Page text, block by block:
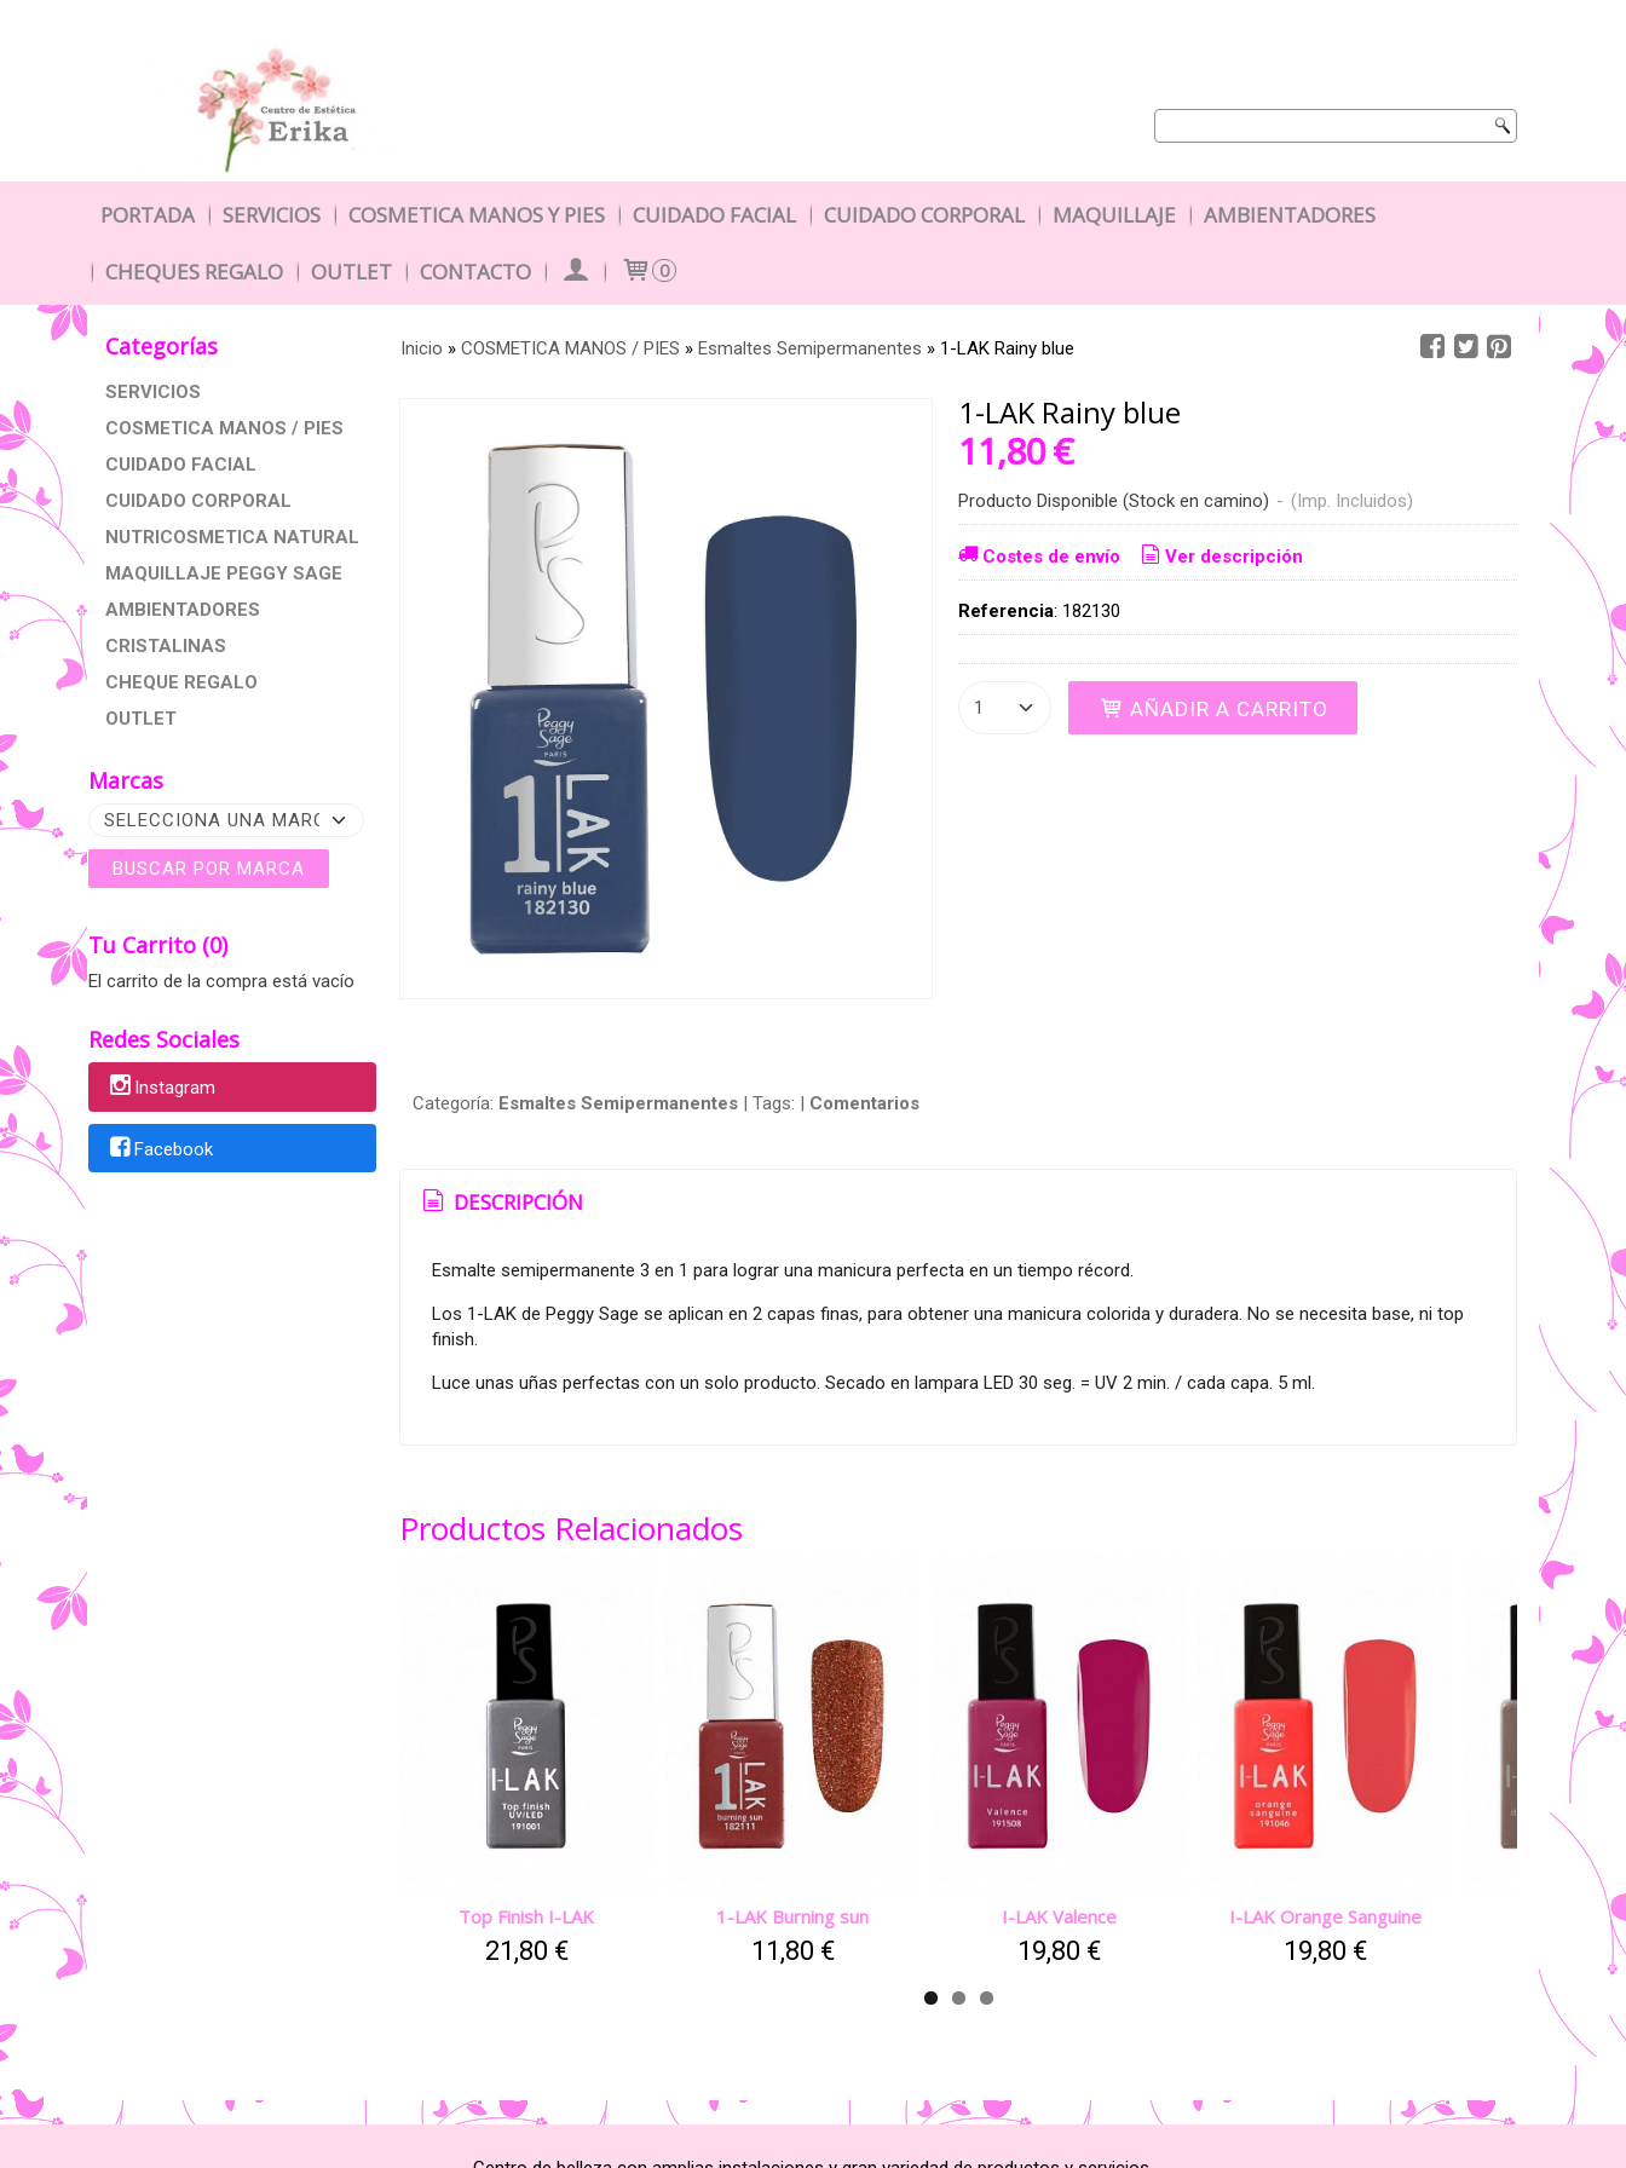
PORTADA SERVICIOS COSMETICA MANOS Y PIES CUIDADO FACIAL CUIDADO CORPORAL MAQUILLAJE AMBIENTADORES
CHEQUES REGALO OUTLET CONTACTO 0
Categorías
SERVICIOS
COSMETICA MANOS / PIES
CUIDADO FACIAL
CUIDADO CORPORAL
NUTRICOSMETICA NATURAL
MAQUILLAJE PEGGY SAGE
AMBIENTADORES
CRISTALINAS
CHEQUE REGALO
OUTLET
Marcas
Tu Carrito (0)
El carrito de la compra está vacío
Redes Sociales
Instagram
Facebook
Inicio » COSMETICA MANOS / PIES » Esmaltes Semipermanentes » 1-LAK Rainy blue
1-LAK Rainy blue
11,80 €
Producto Disponible (Stock en camino) - (Imp. Incluidos)
Costes de envío Ver descripción
Referencia: 182130
AÑADIR A CARRITO
Categoría: Esmaltes Semipermanentes | Tags: | Comentarios
DESCRIPCIÓN
Esmalte semipermanente 3 en 1 para lograr una manicura perfecta en un tiempo récord.
Los 1-LAK de Peggy Sage se aplican en 2 capas finas, para obtener una manicura colorida y duradera. No se necesita base, ni top
finish.
Luce unas uñas perfectas con un solo producto. Secado en lampara LED 30 seg. = UV 2 min. / cada capa. 5 ml.
Productos Relacionados
Top Finish I-LAK
21,80 €
1-LAK Burning sun
11,80 €
I-LAK Valence
19,80 €
I-LAK Orange Sanguine
19,80 €
I-LAK
19,80